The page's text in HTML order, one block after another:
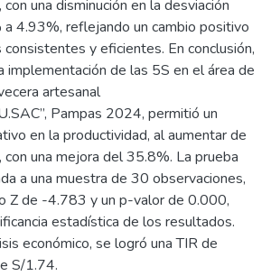
una disminución en la desviación
4.93%, reflejando un cambio positivo
consistentes y eficientes. En conclusión,
implementación de las 5S en el área de
artesanal
Pampas 2024, permitió un
en la productividad, al aumentar de
una mejora del 35.8%. La prueba
a una muestra de 30 observaciones,
Z de -4.783 y un p-valor de 0.000,
estadística de los resultados.
económico, se logró una TIR de
S/1.74.